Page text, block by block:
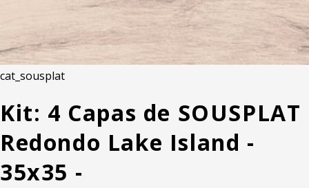
cat_sousplat
Kit: 4 Capas de SOUSPLAT
Redondo Lake Island -
35x35 -